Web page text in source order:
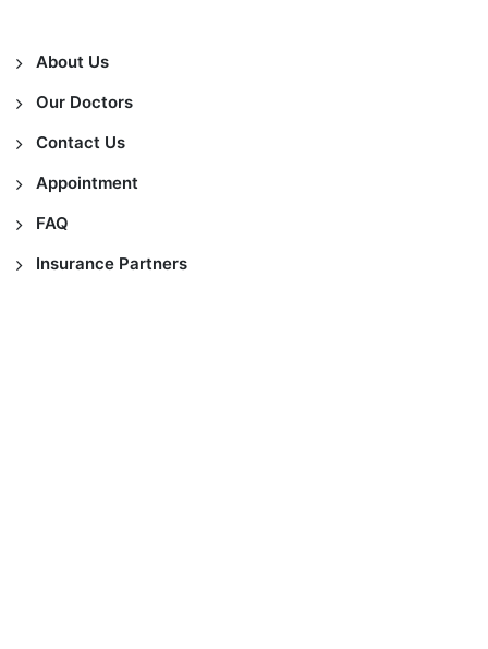
About Us
Our Doctors
Contact Us
Appointment
FAQ
Insurance Partners